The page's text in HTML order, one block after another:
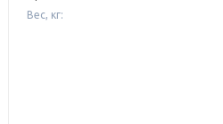
Вес, кг: